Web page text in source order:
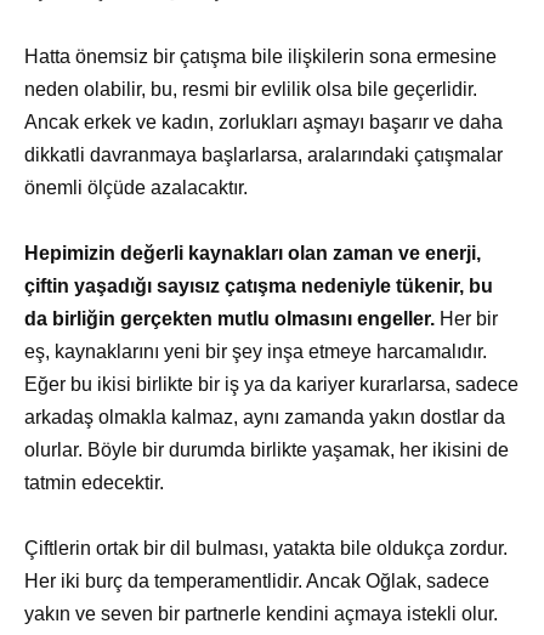
Hatta önemsiz bir çatışma bile ilişkilerin sona ermesine
neden olabilir, bu, resmi bir evlilik olsa bile geçerlidir.
Ancak erkek ve kadın, zorlukları aşmayı başarır ve daha
dikkatli davranmaya başlarlarsa, aralarındaki çatışmalar
önemli ölçüde azalacaktır.
Hepimizin değerli kaynakları olan zaman ve enerji,
çiftin yaşadığı sayısız çatışma nedeniyle tükenir, bu
da birliğin gerçekten mutlu olmasını engeller. Her bir
eş, kaynaklarını yeni bir şey inşa etmeye harcamalıdır.
Eğer bu ikisi birlikte bir iş ya da kariyer kurarlarsa, sadece
arkadaş olmakla kalmaz, aynı zamanda yakın dostlar da
olurlar. Böyle bir durumda birlikte yaşamak, her ikisini de
tatmin edecektir.
Çiftlerin ortak bir dil bulması, yatakta bile oldukça zordur.
Her iki burç da temperamentlidir. Ancak Oğlak, sadece
yakın ve seven bir partnerle kendini açmaya istekli olur.